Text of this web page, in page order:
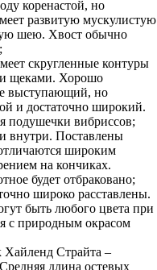
коренастой, но
развитую мускулистую
шею. Хвост обычно
скругленные контуры
щеками. Хорошо
выступающий, но
и достаточно широкий.
подушечки вибриссов;
внутри. Поставлены
широким
на кончиках.
будет отбраковано;
широко расставлены.
быть любого цвета при
с природным окрасом
Хайленд Страйта –
длина остевых